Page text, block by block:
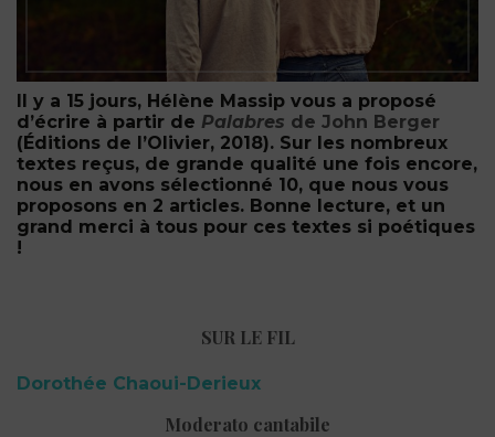
Il y a 15 jours, Hélène Massip vous a proposé
d’écrire à partir de Palabres de John Berger
(Éditions de l’Olivier, 2018). Sur les nombreux
textes reçus, de grande qualité une fois encore,
nous en avons sélectionné 10, que nous vous
proposons en 2 articles. Bonne lecture, et un
grand merci à tous pour ces textes si poétiques
!
SUR LE FIL
Dorothée Chaoui-Derieux
Moderato cantabile